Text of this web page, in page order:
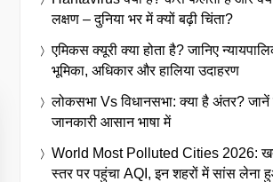
लक्षण – दुनिया भर में क्यों बढ़ी चिंता?
एमिकस क्यूरी क्या होता है? जानिए
भूमिका, अधिकार और हालिया उदाहरण
लोकसभा Vs विधानसभा: क्या है अंतर? जानें
जानकारी आसान भाषा में
World Most Polluted Cities 2026:
स्तर पर पहुंचा AQI, इन शहरों में सांस लेना